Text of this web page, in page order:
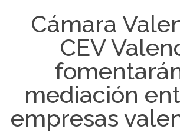
Cámara
CEV
mediación
empresas